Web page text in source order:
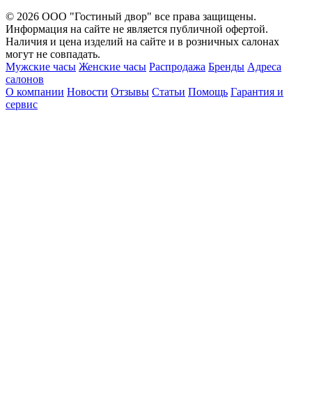
© 2026 ООО "Гостиный двор" все права защищены.
Информация на сайте не является публичной офертой.
Наличия и цена изделий на сайте и в розничных салонах
могут не совпадать.
Мужские часы Женские часы Распродажа Бренды Адреса
салонов
О компании Новости Отзывы Статьи Помощь Гарантия и
сервис